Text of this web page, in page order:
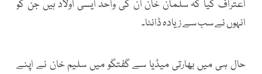
اعتراف کیا کہ سلمان خان ان کی واحد ایسی اولاد ہیں جن کو
انہوں نے سب سے زیادہ ڈانٹا۔
حال ہی میں بھارتی میڈیا سے گفتگو میں سلیم خان نے اپنے